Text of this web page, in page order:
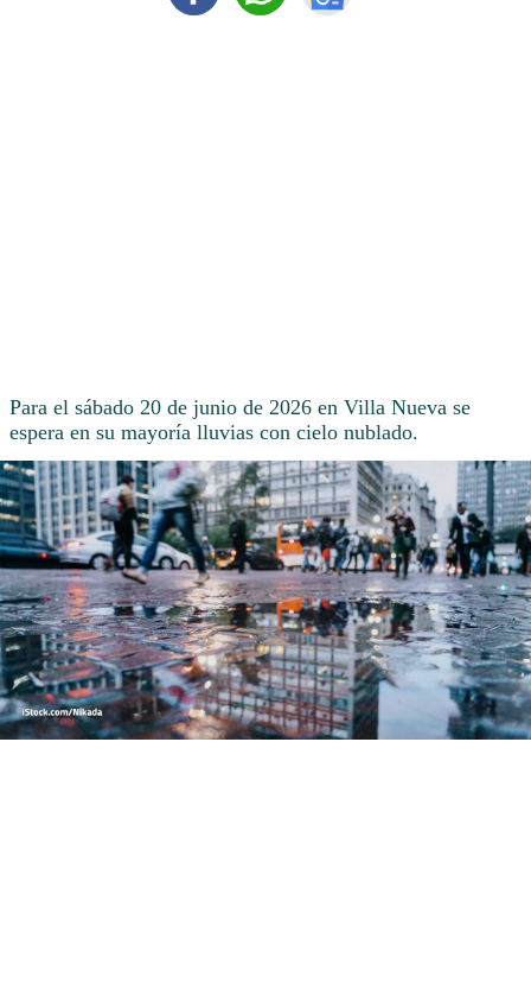
Para el sábado 20 de junio de 2026 en Villa Nueva se
espera en su mayoría lluvias con cielo nublado.